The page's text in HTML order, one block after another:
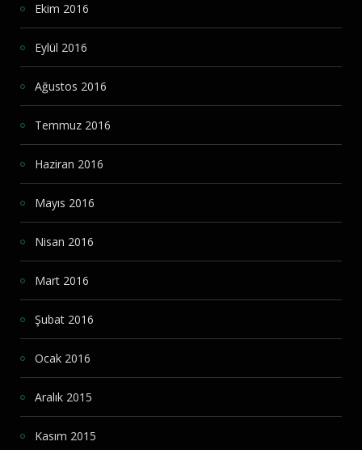
Ekim 2016
Eylül 2016
Ağustos 2016
Temmuz 2016
Haziran 2016
Mayıs 2016
Nisan 2016
Mart 2016
Şubat 2016
Ocak 2016
Aralık 2015
Kasım 2015